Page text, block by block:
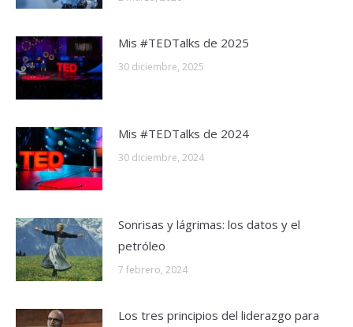
Mis #TEDTalks de 2025
30 diciembre, 2025
Mis #TEDTalks de 2024
30 diciembre, 2024
Sonrisas y lágrimas: los datos y el
petróleo
7 febrero, 2024
Los tres principios del liderazgo para